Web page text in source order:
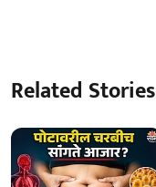
Related Stories